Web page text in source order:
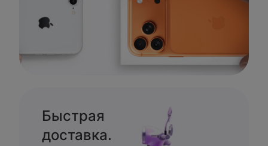
Быстрая
доставка.